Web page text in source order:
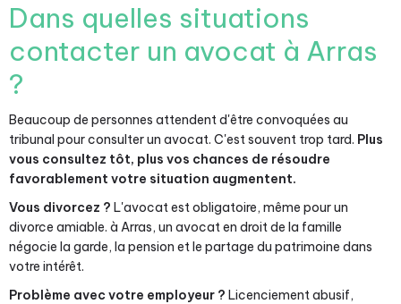
Dans quelles situations
contacter un avocat à Arras
?
Beaucoup de personnes attendent d'être convoquées au
tribunal pour consulter un avocat. C'est souvent trop tard. Plus
vous consultez tôt, plus vos chances de résoudre
favorablement votre situation augmentent.
Vous divorcez ? L'avocat est obligatoire, même pour un
divorce amiable. à Arras, un avocat en droit de la famille
négocie la garde, la pension et le partage du patrimoine dans
votre intérêt.
Problème avec votre employeur ? Licenciement abusif,